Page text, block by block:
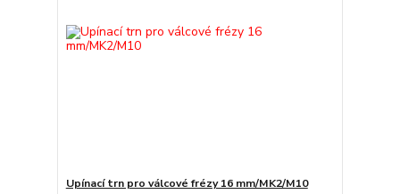
Upínací trn pro válcové frézy 16 mm/MK2/M10